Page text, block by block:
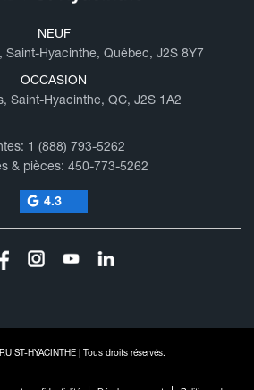
NEUF
Saint-Hyacinthe, Québec, J2S 8Y7
OCCASION
Saint-Hyacinthe, QC, J2S 1A2
1 (888) 793-5262
& pièces: 450-773-5262
4.3
ST-HYACINTHE | Tous droits réservés.